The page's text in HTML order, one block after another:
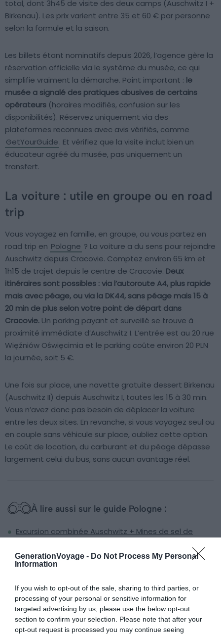
GenerationVoyage - Do Not Process My Personal
Information
If you wish to opt-out of the sale, sharing to third parties, or
processing of your personal or sensitive information for
targeted advertising by us, please use the below opt-out
section to confirm your selection. Please note that after your
opt-out request is processed you may continue seeing
total, dont 3h45 de visite des deux camps (Auschwitz I +
Birkenau). Les prix varient entre 35 et 60 € par personne
selon la formule et la saison.
Les billets étant nominatifs depuis 2026, l’agence gère la
réservation officielle via le système du musée, ce qui
simplifie vraiment la démarche. Point important : le
musée a signalé des pratiques abusives de certains
opérateurs (horaires modifiés, confusion sur les
disponibilités). Réservez uniquement via des
plateformes reconnues avec avis vérifiés, comme
GetYourGuide. Et vérifiez que la visite inclut bien un
éducateur agréé du musée, pas uniquement un
transfert.
La voiture : utile en groupe ou en road
trip
Vous voyagez en famille, en groupe, ou vous partez en
road trip en Pologne ? La voiture a du sens pour rejoindre
Auschwitz depuis Cracovie. Comptez environ 65 km et
1h15 de trajet depuis le centre de Cracovie. Deux
itinéraires sont possibles : via l’autoroute A4, plus rapide
mais avec péage, ou via la DK44, sans péage mais 15 à
20 min de plus selon votre point de départ dans
Cracovie. Un parking payant et surveillé se trouve à
proximité immédiate d’Auschwitz I. L’entrée est au 20 rue
Więźniów Oświęcimia et le parking coûte environ 20 PLN
la journée, soit 5 €.
Une fois sur place, une navette gratuite dessert Birkenau
(Auschwitz II) depuis Auschwitz I, toutes les 15 à 30 min.
Vous n’avez donc pas besoin de déplacer la voiture
entre les deux sites. En revanche, si vous voyagez seul ou
en couple sans véhicule sur place, oubliez cette option.
Le coût de location, du carburant et du péage dépasse
largement celui du bus, sans aucun avantage réel.
À lire aussi sur le guide Pologne :
Excursion combinée Auschwitz + Mines de sel de
Livres et films pour préparer et prolonger une visite à
Cracovie ou Varsovie : quelle ville polonaise choisir
pour votre voyage ?
Visiter Auschwitz avec un guide ou en autonomie :
que choisir ? Nos conseils